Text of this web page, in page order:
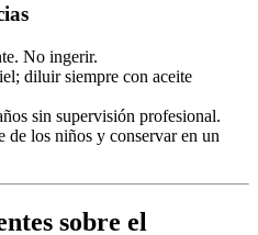
No ingerir.
diluir siempre con aceite
sin supervisión profesional.
de los niños y conservar en un
sobre el